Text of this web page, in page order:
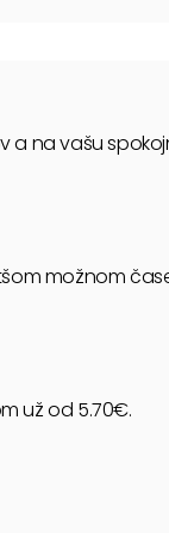
a na vašu
možnom
už od 5.70€.